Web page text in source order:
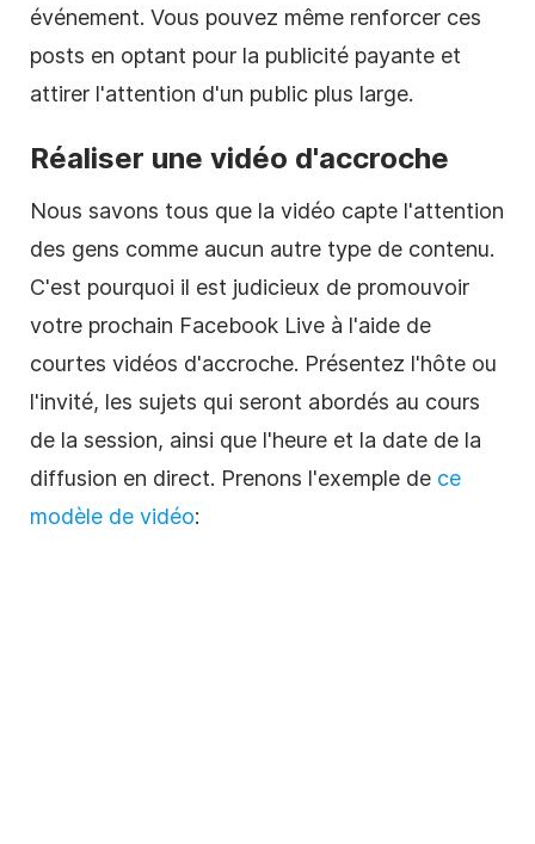
événement. Vous pouvez même renforcer ces
posts en optant pour la publicité payante et
attirer l'attention d'un public plus large.
Réaliser une vidéo d'accroche
Nous savons tous que la vidéo capte l'attention
des gens comme aucun autre type de contenu.
C'est pourquoi il est judicieux de promouvoir
votre prochain Facebook Live à l'aide de
courtes vidéos d'accroche. Présentez l'hôte ou
l'invité, les sujets qui seront abordés au cours
de la session, ainsi que l'heure et la date de la
diffusion en direct. Prenons l'exemple de ce
modèle de vidéo: